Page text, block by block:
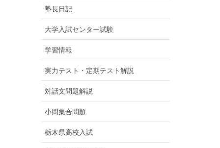
塾長日記
大学入試センター試験
学習情報
実力テスト・定期テスト解説
対話文問題解説
小問集合問題
栃木県高校入試